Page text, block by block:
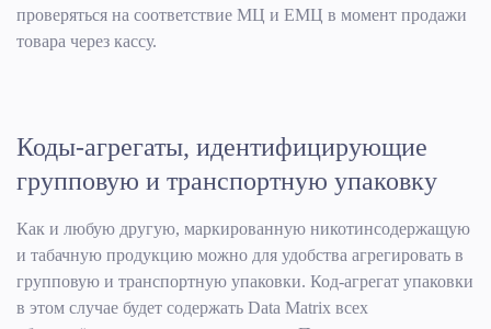
проверяться на соответствие МЦ и ЕМЦ в момент продажи
товара через кассу.
Коды-агрегаты, идентифицирующие
групповую и транспортную упаковку
Как и любую другую, маркированную никотинсодержащую
и табачную продукцию можно для удобства агрегировать в
групповую и транспортную упаковки. Код-агрегат упаковки
в этом случае будет содержать Data Matrix всех